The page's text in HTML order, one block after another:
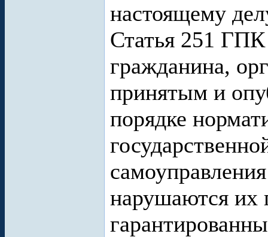
настоящему
Статья 251
гражданина,
принятым и
порядке
нарушаются их